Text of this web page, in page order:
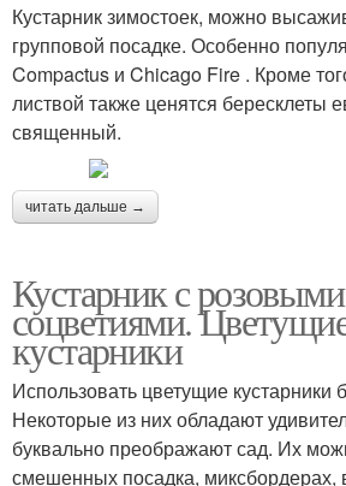
Кустарник зимостоек, можно
групповой посадке. Особенно
Compactus и Chicago Fire . Кроме
листвой также ценятся бересклеты
священный.
читать дальше →
Кустарник с розовыми
соцветиями.
кустарники
Использовать цветущие кустарники
Некоторые из них обладают
буквально преображают сад. Их
смешенных посадка, миксбордерах,